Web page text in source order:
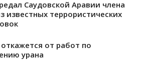
Саудовской Аравии члена
известных террористических
от работ по
урана